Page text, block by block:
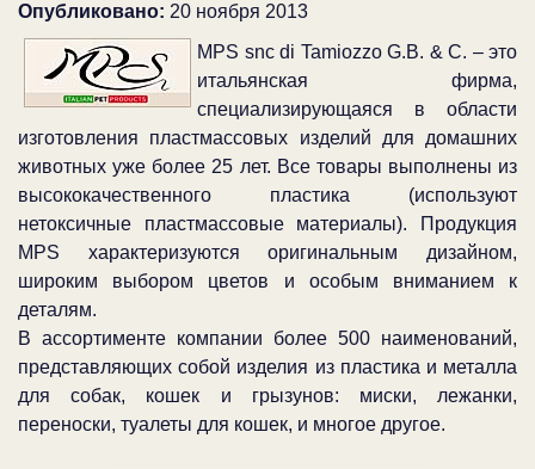
Опубликовано: 20 ноября 2013
MPS snc di Tamiozzo G.B. & C. – это
итальянская фирма,
специализирующаяся в области
изготовления пластмассовых изделий для домашних
животных уже более 25 лет. Все товары выполнены из
высококачественного пластика (используют
нетоксичные пластмассовые материалы). Продукция
MPS характеризуются оригинальным дизайном,
широким выбором цветов и особым вниманием к
деталям.
В ассортименте компании более 500 наименований,
представляющих собой изделия из пластика и металла
для собак, кошек и грызунов: миски, лежанки,
переноски, туалеты для кошек, и многое другое.